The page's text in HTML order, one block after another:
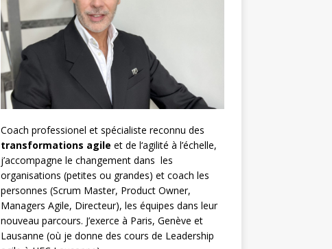
Coach professionel et spécialiste reconnu des
transformations agile et de l‘agilité à l’échelle,
j’accompagne le changement dans les
organisations (petites ou grandes) et coach les
personnes (Scrum Master, Product Owner,
Managers Agile, Directeur), les équipes dans leur
nouveau parcours. J’exerce à Paris, Genève et
Lausanne (où je donne des cours de Leadership